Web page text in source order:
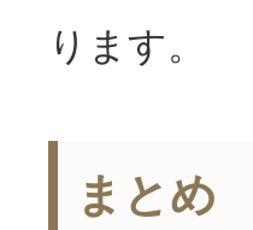
ります。
まとめ